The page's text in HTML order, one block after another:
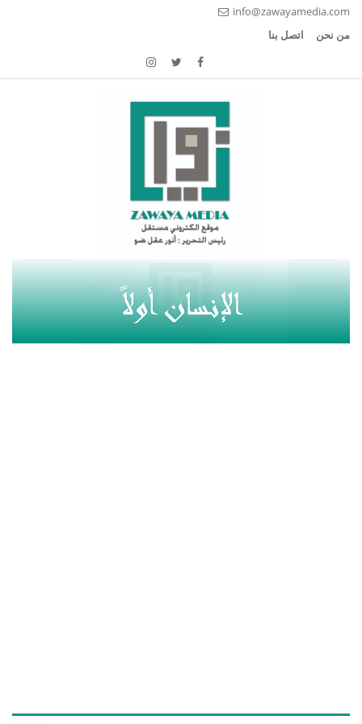
info@zawayamedia.com
من نحن
اتصل بنا